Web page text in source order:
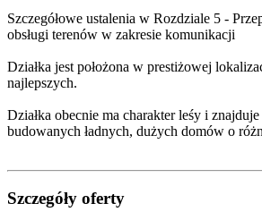
Szczegółowe ustalenia w Rozdziale 5 -
obsługi terenów w zakresie komunikacji
Działka jest położona w prestiżowej
najlepszych.
Działka obecnie ma charakter leśy i
budowanych ładnych, dużych domów o
Szczegóły oferty